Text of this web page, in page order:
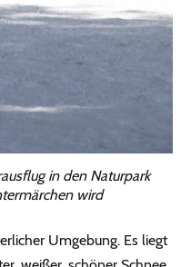
in den Naturpark
wird
Umgebung. Es liegt